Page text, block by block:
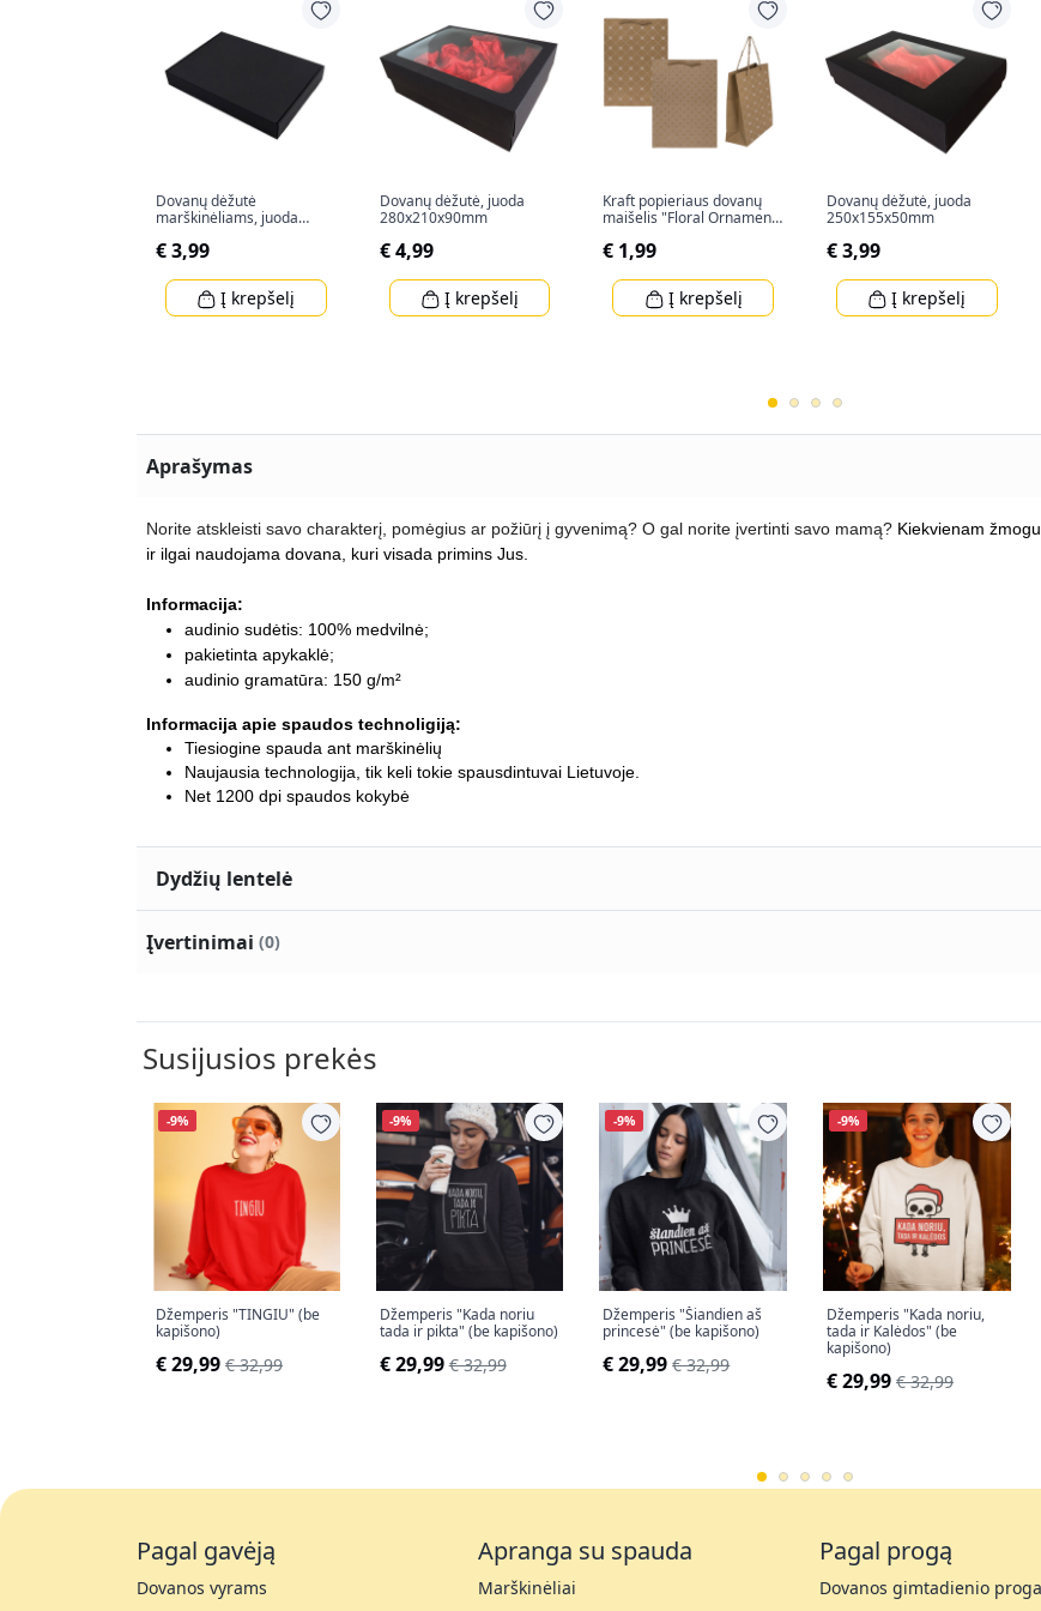
Dovanų dėžutė
marškinėliams, juoda
€ 3,99
Į krepšelį
Dovanų dėžutė, juoda
280x210x90mm
€ 4,99
Į krepšelį
Kraft popieriaus dovanų
maišelis "Floral Ornament"
€ 1,99
Į krepšelį
Dovanų dėžutė, juoda
250x155x50mm
€ 3,99
Į krepšelį
Aprašymas
Norite atskleisti savo charakterį, pomėgius ar požiūrį į gyvenimą? O gal norite įvertinti savo mamą? Kiekvienam
ir ilgai naudojama dovana, kuri visada primins Jus.
Informacija:
audinio sudėtis: 100% medvilnė;
pakietinta apykaklė;
audinio gramatūra: 150 g/m²
Informacija apie spaudos technoligiją:
Tiesiogine spauda ant marškinėlių
Naujausia technologija, tik keli tokie spausdintuvai Lietuvoje.
Net 1200 dpi spaudos kokybė
Dydžių lentelė
Įvertinimai (0)
Susijusios prekės
-9%
Džemperis "TINGIU" (be
kapišono)
€ 29,99 € 32,99
-9%
Džemperis "Kada noriu
tada ir pikta" (be kapišono)
€ 29,99 € 32,99
-9%
Džemperis "Šiandien aš
princesė" (be kapišono)
€ 29,99 € 32,99
-9%
Džemperis "Kada noriu,
tada ir Kalėdos" (be
kapišono)
€ 29,99 € 32,99
Pagal gavėją
Dovanos vyrams
Apranga su spauda
Marškinėliai
Pagal progą
Dovanos gimtadienio proga